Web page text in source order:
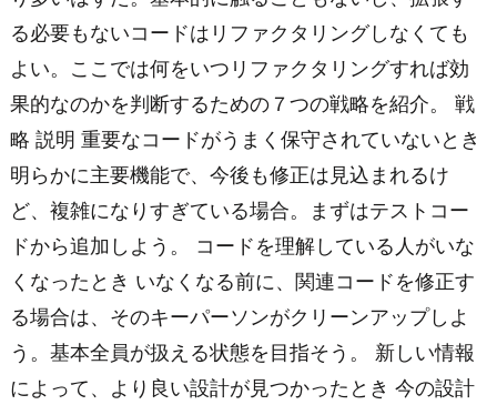
る必要もないコードはリファクタリングしなくても
よい。ここでは何をいつリファクタリングすれば効
果的なのかを判断するための７つの戦略を紹介。 戦
略 説明 重要なコードがうまく保守されていないとき
明らかに主要機能で、今後も修正は見込まれるけ
ど、複雑になりすぎている場合。まずはテストコー
ドから追加しよう。 コードを理解している人がいな
くなったとき いなくなる前に、関連コードを修正す
る場合は、そのキーパーソンがクリーンアップしよ
う。基本全員が扱える状態を目指そう。 新しい情報
によって、より良い設計が見つかったとき 今の設計